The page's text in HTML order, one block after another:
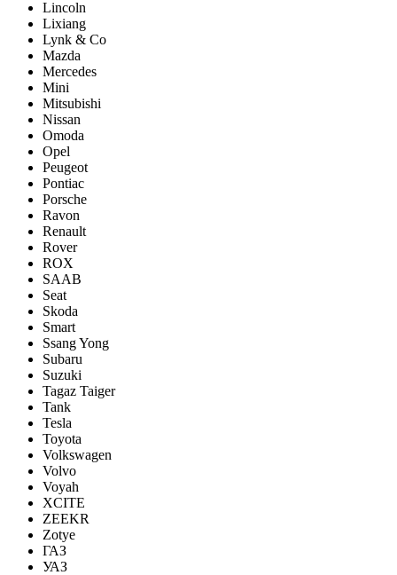
Lincoln
Lixiang
Lynk & Co
Mazda
Mercedes
Mini
Mitsubishi
Nissan
Omoda
Opel
Peugeot
Pontiac
Porsсhe
Ravon
Renault
Rover
ROX
SAAB
Seat
Skoda
Smart
Ssang Yong
Subaru
Suzuki
Tagaz Taiger
Tank
Tesla
Toyota
Volkswagen
Volvo
Voyah
XCITE
ZEEKR
Zotye
ГАЗ
УАЗ